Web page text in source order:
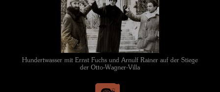
Hundertwasser mit Ernst Fuchs und Arnulf Rainer auf der Stiege
der Otto-Wagner-Villa